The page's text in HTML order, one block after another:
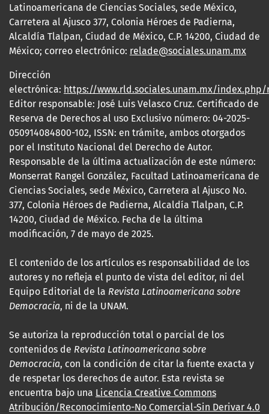
Latinoamericana de Ciencias Sociales, sede México,
Carretera al Ajusco 377, Colonia Héroes de Padierna,
Alcaldía Tlalpan, Ciudad de México, C.P. 14200, Ciudad de
México; correo electrónico: relade@sociales.unam.mx
Dirección
electrónica: https://www.rld.sociales.unam.mx/
Editor responsable: José Luis Velasco Cruz. Certificado de
Reserva de Derechos al uso Exclusivo número: 04-2025-
050914084800-102, ISSN: en trámite, ambos otorgados
por el Instituto Nacional del Derecho de Autor.
Responsable de la última actualización de este número:
Monserrat Rangel González, Facultad Latinoamericana de
Ciencias Sociales, sede México, Carretera al Ajusco No.
377, Colonia Héroes de Padierna, Alcaldía Tlalpan, C.P.
14200, Ciudad de México. Fecha de la última
modificación, 7 de mayo de 2025.
El contenido de los artículos es responsabilidad de los
autores y no refleja el punto de vista del editor, ni del
Equipo Editorial de la Revista Latinoamericana sobre
Democracia, ni de la UNAM.
Se autoriza la reproducción total o parcial de los
contenidos de Revista Latinoamericana sobre
Democracia, con la condición de citar la fuente exacta y
de respetar los derechos de autor. Esta revista se
encuentra bajo una Licencia Creative Commons
Atribución/Reconocimiento-No Comercial-Sin Derivar 4.0